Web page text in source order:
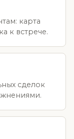
карта
к встрече.
сделок